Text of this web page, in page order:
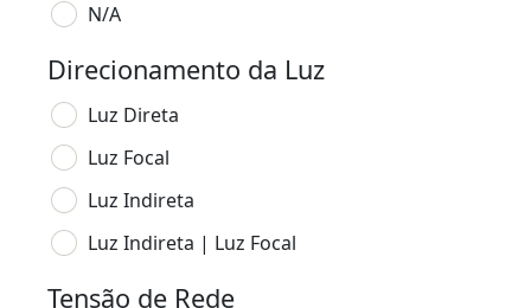
N/A
Direcionamento da Luz
Luz Direta
Luz Focal
Luz Indireta
Luz Indireta | Luz Focal
Tensão de Rede